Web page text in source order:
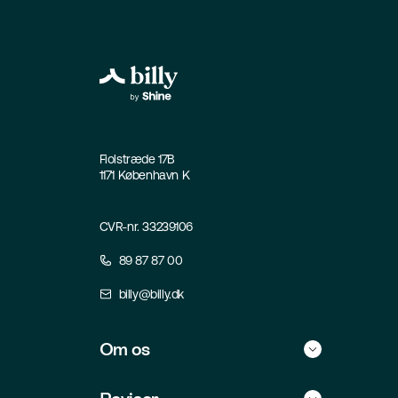
Fiolstræde 17B
1171 København K
CVR-nr. 33239106
89 87 87 00
billy@billy.dk
Om os